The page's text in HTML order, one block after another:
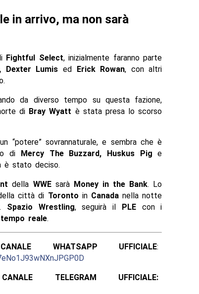
in arrivo, ma non sarà
Fightful Select, inizialmente faranno parte
Dexter Lumis ed Erick Rowan, con altri
da diverso tempo su questa fazione,
di Bray Wyatt è stata presa lo scorso
“potere” sovrannaturale, e sembra che è
di Mercy The Buzzard, Huskus Pige
è stato deciso.
della WWEsaràMoney in the Bank. Lo
città di Toronto in Canada nella notte
. Spazio Wrestling, seguirà il PLEcon i
tempo reale.
WHATSAPP UFFICIALE:
TELEGRAM UFFICIALE: